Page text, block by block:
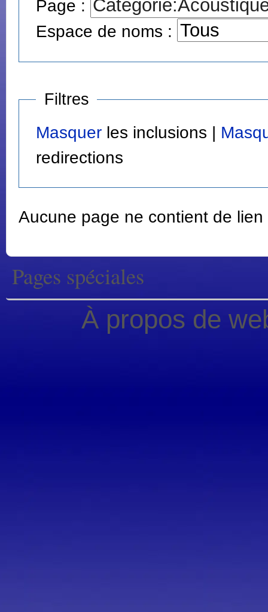
Page :
Espace de noms :
Filtres
Masquer les inclusions |
redirections
Aucune page ne contient de
Pages spéciales
À propos de